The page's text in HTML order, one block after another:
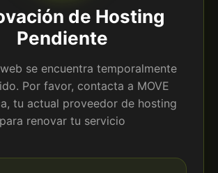
de Hosting
Pendiente
se encuentra temporalmente
Por favor, contacta a MOVE
tu actual proveedor de hosting
para renovar tu servicio